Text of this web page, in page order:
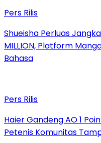
Pers Rilis
Shueisha Perluas
MILLION, Platform
Bahasa
Pers Rilis
Haier Gandeng AO 1
Petenis Komunitas